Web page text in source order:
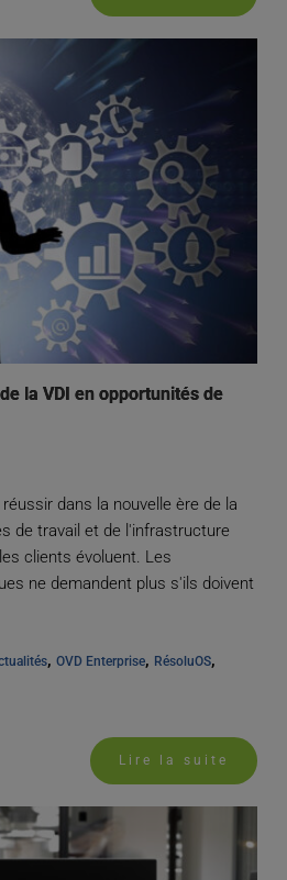
la VDI en opportunités de
dans la nouvelle ère de la
de travail et de l'infrastructure
clients évoluent. Les
ne demandent plus s'ils doivent
, OVD Enterprise, RésoluOS
Lire la suite